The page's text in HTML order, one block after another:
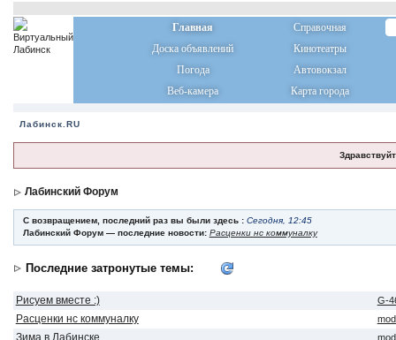
Главная
Справочная
Доска объявлений
Кинотеатры
Погода
Автовокзал
Веб-камера
Карта города
Лабинск.RU
Лабинский Форум
С возвращением, последний раз вы были здесь : Сегодня, 12:45
Лабинский Форум — последние новости: Расценки нс коммуналку
Последние затронутые темы:
Рисуем вместе :) G-
Расценки нс коммуналку
Зима в Лабинске